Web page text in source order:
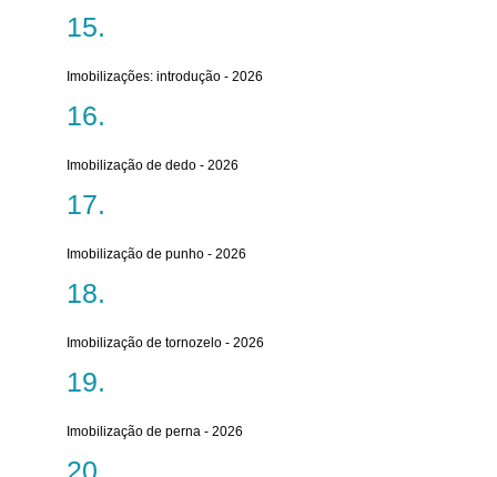
Imobilizações: introdução - 2026
Imobilização de dedo - 2026
Imobilização de punho - 2026
Imobilização de tornozelo - 2026
Imobilização de perna - 2026